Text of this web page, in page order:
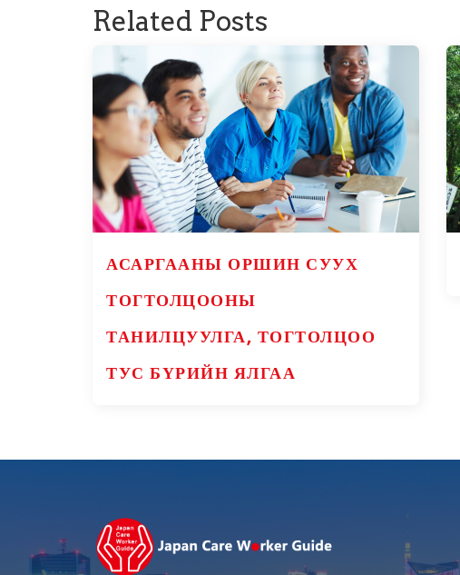
Related Posts
АСАРГААНЫ ОРШИН СУУХ
ТОГТОЛЦООНЫ
ТАНИЛЦУУЛГА, ТОГТОЛЦОО
ТУС БҮРИЙН ЯЛГАА